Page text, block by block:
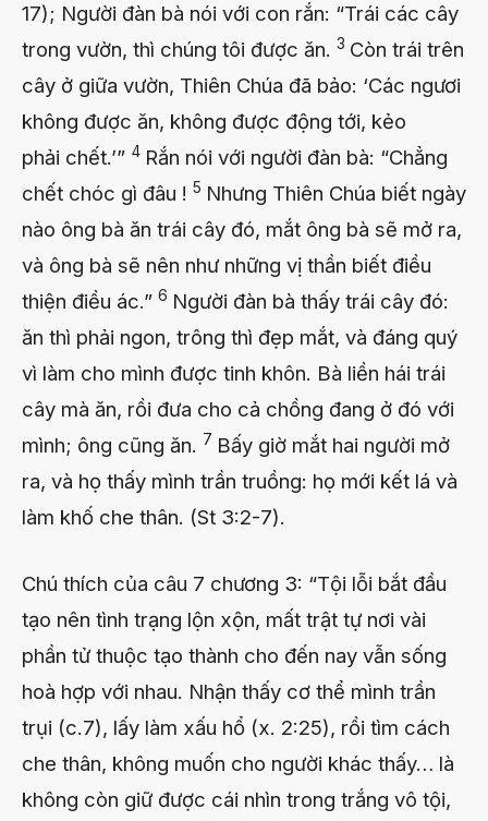
17); Người đàn bà nói với con rắn: “Trái các cây
trong vườn, thì chúng tôi được ăn. 3 Còn trái trên
cây ở giữa vườn, Thiên Chúa đã bảo: ‘Các ngươi
không được ăn, không được động tới, kẻo
phải chết.’” 4 Rắn nói với người đàn bà: “Chẳng
chết chóc gì đâu ! 5 Nhưng Thiên Chúa biết ngày
nào ông bà ăn trái cây đó, mắt ông bà sẽ mở ra,
và ông bà sẽ nên như những vị thần biết điều
thiện điều ác.” 6 Người đàn bà thấy trái cây đó:
ăn thì phải ngon, trông thì đẹp mắt, và đáng quý
vì làm cho mình được tinh khôn. Bà liền hái trái
cây mà ăn, rồi đưa cho cả chồng đang ở đó với
mình; ông cũng ăn. 7 Bấy giờ mắt hai người mở
ra, và họ thấy mình trần truồng: họ mới kết lá và
làm khố che thân. (St 3:2-7).
Chú thích của câu 7 chương 3: “Tội lỗi bắt đầu
tạo nên tình trạng lộn xộn, mất trật tự nơi vài
phần tử thuộc tạo thành cho đến nay vẫn sống
hoà hợp với nhau. Nhận thấy cơ thể mình trần
trụi (c.7), lấy làm xấu hổ (x. 2:25), rồi tìm cách
che thân, không muốn cho người khác thấy… là
không còn giữ được cái nhìn trong trắng vô tội,